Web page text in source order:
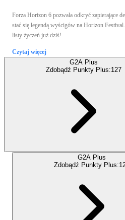
Forza Horizon 6 pozwala odkryć zapierające
stać się legendą wyścigów na Horizon
listy życzeń już dziś!
Czytaj więcej
G2A Plus
Zdobądź Punkty Plus:127
G2A Plus
Zdobądź Punkty Plus: